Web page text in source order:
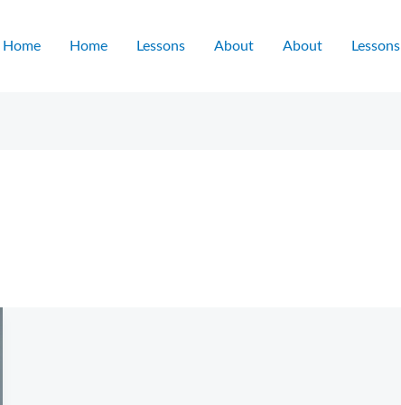
Home Home Lessons About About Lessons